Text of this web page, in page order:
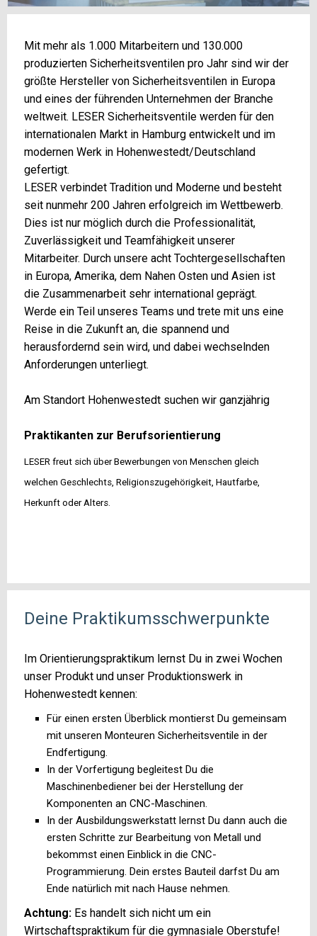
Mit mehr als 1.000 Mitarbeitern und 130.000
produzierten Sicherheitsventilen pro Jahr sind wir der
größte Hersteller von Sicherheitsventilen in Europa
und eines der führenden Unternehmen der Branche
weltweit. LESER Sicherheitsventile werden für den
internationalen Markt in Hamburg entwickelt und im
modernen Werk in Hohenwestedt/Deutschland
gefertigt.
LESER verbindet Tradition und Moderne und besteht
seit nunmehr 200 Jahren erfolgreich im Wettbewerb.
Dies ist nur möglich durch die Professionalität,
Zuverlässigkeit und Teamfähigkeit unserer
Mitarbeiter. Durch unsere acht Tochtergesellschaften
in Europa, Amerika, dem Nahen Osten und Asien ist
die Zusammenarbeit sehr international geprägt.
Werde ein Teil unseres Teams und trete mit uns eine
Reise in die Zukunft an, die spannend und
herausfordernd sein wird, und dabei wechselnden
Anforderungen unterliegt.
Am Standort Hohenwestedt suchen wir ganzjährig
Praktikanten zur Berufsorientierung
LESER freut sich über Bewerbungen von Menschen gleich
welchen Geschlechts, Religionszugehörigkeit, Hautfarbe,
Herkunft oder Alters.
Deine Praktikumsschwerpunkte
Im Orientierungspraktikum lernst Du in zwei Wochen
unser Produkt und unser Produktionswerk in
Hohenwestedt kennen:
Für einen ersten Überblick montierst Du gemeinsam
mit unseren Monteuren Sicherheitsventile in der
Endfertigung.
In der Vorfertigung begleitest Du die
Maschinenbediener bei der Herstellung der
Komponenten an CNC-Maschinen.
In der Ausbildungswerkstatt lernst Du dann auch die
ersten Schritte zur Bearbeitung von Metall und
bekommst einen Einblick in die CNC-
Programmierung. Dein erstes Bauteil darfst Du am
Ende natürlich mit nach Hause nehmen.
Achtung: Es handelt sich nicht um ein
Wirtschaftspraktikum für die gymnasiale Oberstufe!